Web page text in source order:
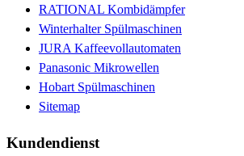
RATIONAL Kombidämpfer
Winterhalter Spülmaschinen
JURA Kaffeevollautomaten
Panasonic Mikrowellen
Hobart Spülmaschinen
Sitemap
Kundendienst